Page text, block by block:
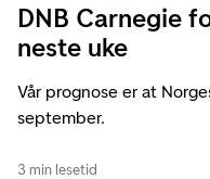
DNB Carnegie
neste uke
Vår prognose er at
september.
3 min lesetid